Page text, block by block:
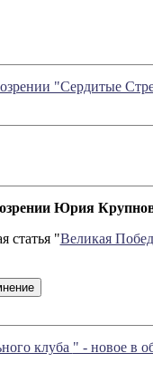
"Сердитые
Юрия
статья "Великая
клуба " - новое в